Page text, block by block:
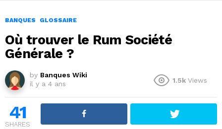
BANQUES GLOSSAIRE
Où trouver le Rum Société
Générale ?
by Banques Wiki
il y a 4 ans
1.5k Views
41
SHARES